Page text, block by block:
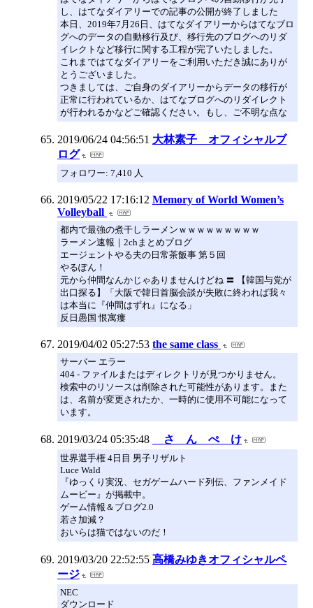
し、はてなダイアリーでの記事の公開が終了しました
本日、2019年7月26日、はてなダイアリーからはてなブロ
グへのデータの自動移行及び、移行先のブログへのリダ
イレクトなど移行に関する工程が完了いたしました。
これまではてなダイアリーをご利用いただき誠にありが
とうございました。
つきましては、ご自身のダイアリーからデータの移行が
正常に行われているか、はてなブログへのリダイレクト
が行われるかなどご確認ください。もし、ご不明な点な
2019/06/24 04:56:51 大林素子 オフィシャルブ
ログ
フォロワー: 7,410 人
2019/05/22 17:16:12 Memory of World Women’s
Volleyball
都内で最強の煮干しラーメンｗｗｗｗｗｗｗｗｗ
ラーメン速報｜2chまとめブログ
エージェントやる夫の日常茶飯事 第５回
やるぽん！
元から仲間なんかじゃありませんけどね 〓 【韓国与党が
出口探る】「大阪で韓日首脳会談が失敗に終われば我々
は本当に『仲間はずれ』になる」
反日愚国 恨寓瘻
2019/04/02 05:27:53 the same class
サーバー エラー
404 - ファイルまたはディレクトリが見つかりません。
検索中のリソースは削除された可能性があります。また
は、名前が変更されたか、一時的に使用不可能になって
います。
2019/03/24 05:35:48 さ ん ぺ け
世界選手権 4日目 男子リザルト
Luce Wald
『ゆっくり実況、セガゲームハード列伝、ファンメイド
ムービー』が掲載中。
ゲーム情報＆ブログ2.0
若さ加減？
おいらは猫ではないのだ！
2019/03/20 22:52:55 高橋みゆきオフィシャルペ
ージ
NEC
ダウンロード